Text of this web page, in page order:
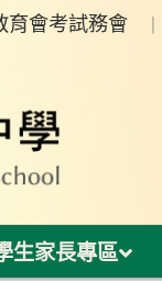
育會考試務會
生家長專區